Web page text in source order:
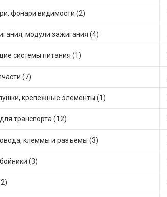
фонари видимости (2)
модули зажигания (4)
системы питания (1)
(7)
крепежные элементы (1)
транспорта (12)
клеммы и разъемы (3)
(3)